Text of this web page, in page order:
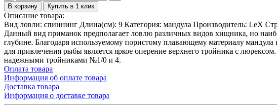
В корзину
Купить в 1 клик
Описание товара:
Вид ловли: спиннинг Длина(см): 9 Категория: мандула Производитель: LeX
Данный вид приманок предполагает ловлю различных видов хищника, но
глубине. Благодаря используемому пористому плавающему материалу
для привлечения рыбы является яркое оперение верхнего тройника с
надежными тройниками №1/0 и 4.
Оплата товара
Информация об оплате товара
Доставка товара
Информация о доставке товара